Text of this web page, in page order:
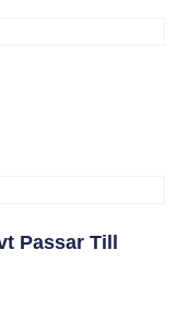
Passar Till